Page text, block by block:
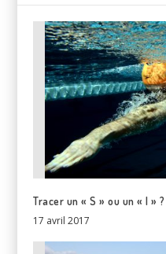
Tracer un « S » ou un « I » ?
17 avril 2017